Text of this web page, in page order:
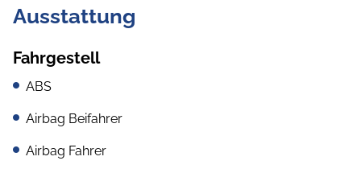
Ausstattung
Fahrgestell
ABS
Airbag Beifahrer
Airbag Fahrer